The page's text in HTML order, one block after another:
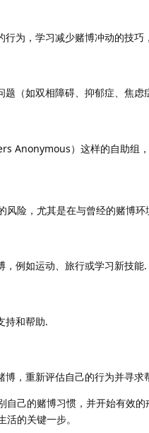
行为，学习减少赌博冲动的技
题（如双相障碍、抑郁症、焦
Anonymous）这样的自助组
风险，尤其是在与曾经的赌博
例如运动、旅行或学习新技能.
持和帮助.
，重新评估自己的行为并寻求
自己的赌博习惯，并开始有效
的关键一步。